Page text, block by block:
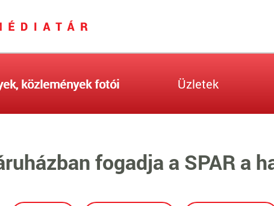
közlemények fotói Üzletek
fogadja a SPAR a